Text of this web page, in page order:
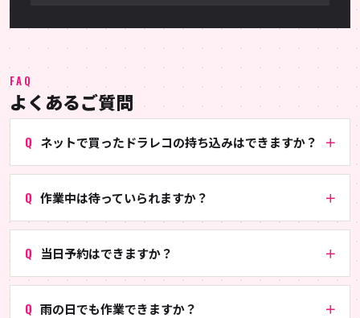
FAQ
よくあるご質問
ネットで買ったドラレコの持ち込みはできますか？
作業中は待っていられますか？
当日予約はできますか？
雨の日でも作業できますか？